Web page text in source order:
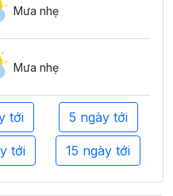
Mưa nhẹ
Mưa nhẹ
tới 5 ngày tới
tới 15 ngày tới